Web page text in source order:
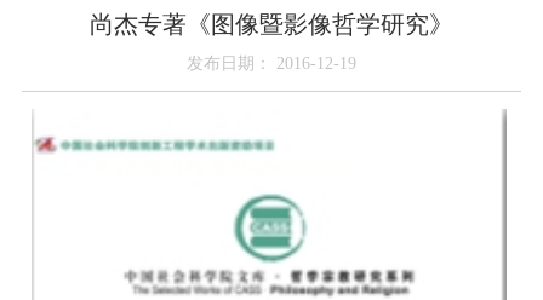
尚杰专著《图像暨影像哲学研究》
发布日期： 2016-12-19